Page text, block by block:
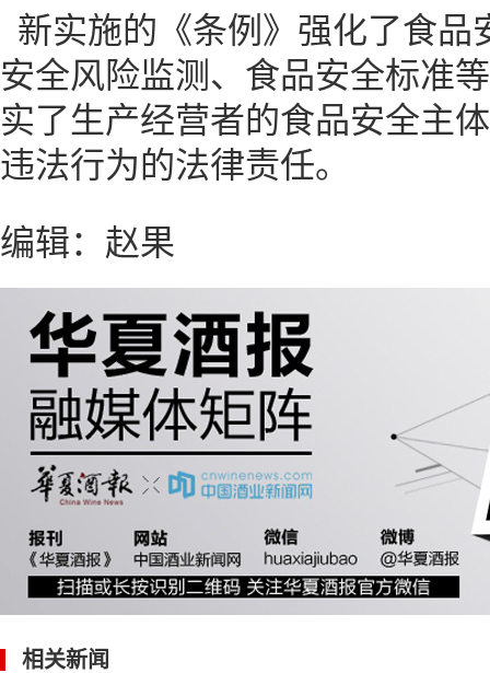
新实施的《条例》强化了食品
安全风险监测、食品安全标准
实了生产经营者的食品安全主
违法行为的法律责任。
编辑：赵果
相关新闻